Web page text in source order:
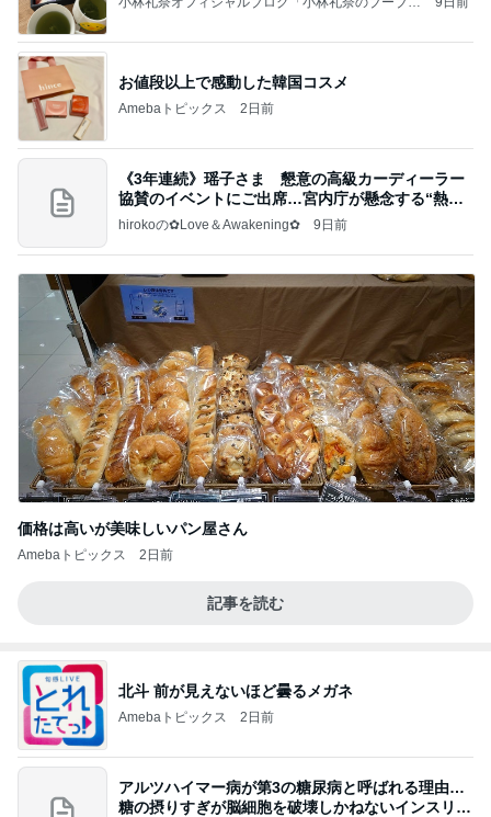
お値段以上で感動した韓国コスメ
Amebaトピックス 2日前
《3年連続》瑶子さま 懇意の高級カーディーラー
協賛のイベントにご出席…宮内庁が懸念する“熱心
すぎ
hirokoの✿Love＆Awakening✿ 9日前
価格は高いが美味しいパン屋さん
Amebaトピックス 2日前
記事を読む
北斗 前が見えないほど曇るメガネ
Amebaトピックス 2日前
アルツハイマー病が第3の糖尿病と呼ばれる理由…
糖の摂りすぎが脳細胞を破壊しかねないインスリン